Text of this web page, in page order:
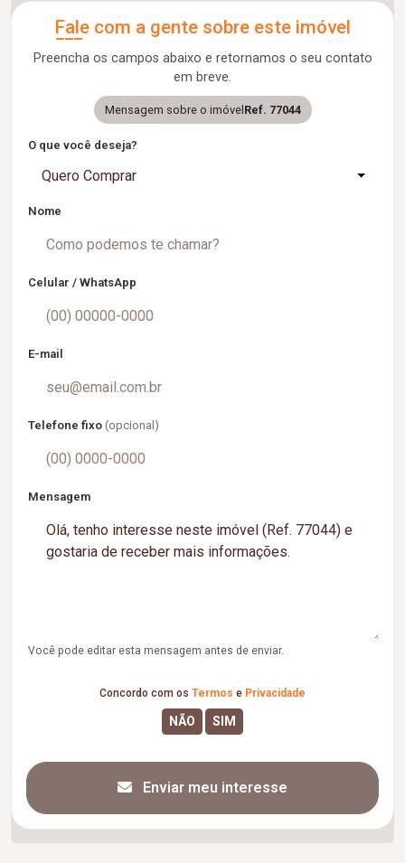
Fale com a gente sobre este imóvel
Preencha os campos abaixo e retornamos o seu contato
em breve.
Mensagem sobre o imóvel Ref. 77044
O que você deseja?
Quero Comprar
Nome
Celular / WhatsApp
E-mail
Telefone fixo (opcional)
Mensagem
Você pode editar esta mensagem antes de enviar.
Concordo com os Termos e Privacidade
Enviar meu interesse